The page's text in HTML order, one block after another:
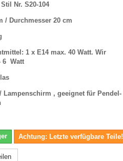
Nr. S20-104
/ Durchmesser 20 cm
1 x E14 max. 40 Watt. Wir
6 Watt
Lampenschirm , geeignet für Pendel-
Achtung: Letzte verfügbare Teile!